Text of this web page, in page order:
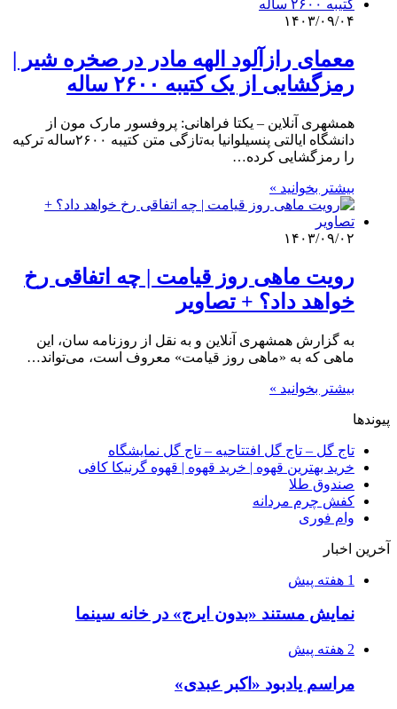
۱۴۰۳/۰۹/۰۴
معمای رازآلود الهه مادر در صخره شیر |
رمزگشایی از یک کتیبه ۲۶۰۰ ساله
همشهری آنلاین – یکتا فراهانی: پروفسور مارک مون از
دانشگاه ایالتی پنسیلوانیا به‌تازگی متن کتیبه‌ ۲۶۰۰ساله ترکیه
را رمزگشایی کرده…
بیشتر بخوانید »
۱۴۰۳/۰۹/۰۲
رویت ماهی روز قیامت | چه اتفاقی رخ
خواهد داد؟ + تصاویر
به گزارش همشهری آنلاین و به نقل از روزنامه سان، این
ماهی که به «ماهی روز قیامت» معروف است، می‌تواند…
بیشتر بخوانید »
پیوندها
تاج گل – تاج گل افتتاحیه – تاج گل نمایشگاه
خرید بهترین قهوه | خرید قهوه | قهوه گرنیکا کافی
صندوق طلا
کفش چرم مردانه
وام فوری
آخرین اخبار
1 هفته پیش
نمایش مستند «بدون ایرج» در خانه سینما
2 هفته پیش
مراسم یادبود «اکبر عبدی»